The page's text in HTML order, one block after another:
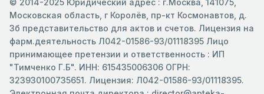
Московская область, г Королёв, пр-кт Космонавтов, д.
3б представительство для актов и счетов. Лицензия на
фарм.деятельность Л042-01586-93/01118395 Лицо
принимающее претензии и ответственность : ИП
"Тимченко Г.Б". ИНН: 615435006306 ОГРН:
323930100735651. Лицензия: Л042-01586-93/01118395.